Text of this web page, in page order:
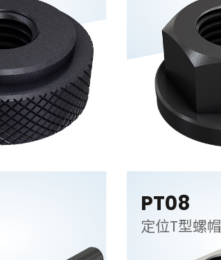
PT08
定位T型螺帽